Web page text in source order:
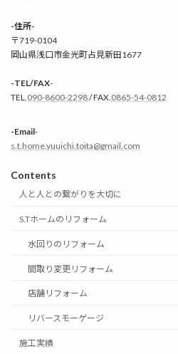
-住所-
〒719-0104
岡山県浅口市金光町占見新田1677
-TEL/FAX-
TEL. 090-8600-2298/ FAX. 0865-54-0812
-Email-
s.t.home.yuuichi.toita@gmail.com
Contents
人と人との繋がりを大切に
S.Tホームのリフォーム
水回りのリフォーム
間取り変更リフォーム
店舗リフォーム
リバースモーゲージ
施工実績